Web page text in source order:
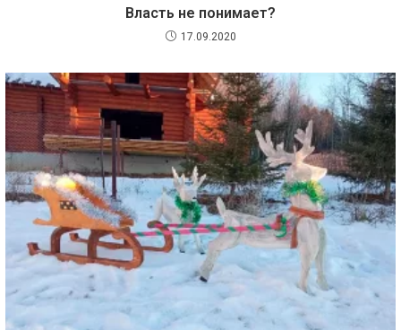
Власть не понимает?
17.09.2020